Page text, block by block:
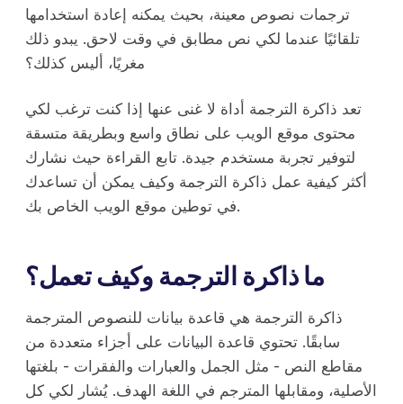
ترجمات نصوص معينة، بحيث يمكنه إعادة استخدامها
تلقائيًا عندما لكي نص مطابق في وقت لاحق. يبدو ذلك
مغريًا، أليس كذلك؟
تعد ذاكرة الترجمة أداة لا غنى عنها إذا كنت ترغب لكي
محتوى موقع الويب على نطاق واسع وبطريقة متسقة
لتوفير تجربة مستخدم جيدة. تابع القراءة حيث نشارك
أكثر كيفية عمل ذاكرة الترجمة وكيف يمكن أن تساعدك
في توطين موقع الويب الخاص بك.
ما ذاكرة الترجمة وكيف تعمل؟
ذاكرة الترجمة هي قاعدة بيانات للنصوص المترجمة
سابقًا. تحتوي قاعدة البيانات على أجزاء متعددة من
مقاطع النص - مثل الجمل والعبارات والفقرات - بلغتها
الأصلية، ومقابلها المترجم في اللغة الهدف. يُشار لكي كل